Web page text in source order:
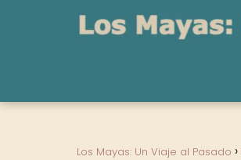
Los Mayas: Un Viaje al Pasado